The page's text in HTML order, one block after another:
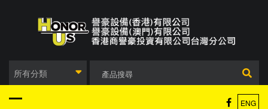
所有分類
ENG